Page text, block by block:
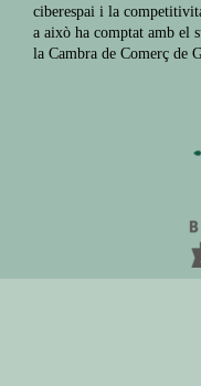
ciberespai i la
a això ha comptat amb el
la Cambra de Comerç de